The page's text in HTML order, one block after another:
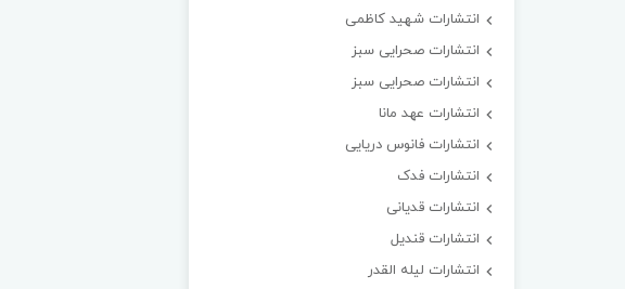
انتشارات شهید کاظمی
انتشارات صحرایی سبز
انتشارات صحرایی سبز
انتشارات عهد مانا
انتشارات فانوس دریایی
انتشارات فدک
انتشارات قدیانی
انتشارات قندیل
انتشارات لیله القدر